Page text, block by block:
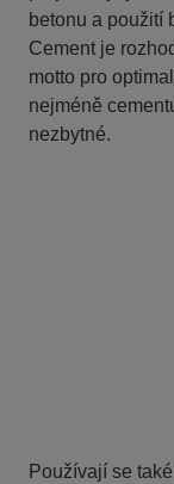
betonu a použití
Cement je
motto pro
nejméně
nezbytné.
Používají se